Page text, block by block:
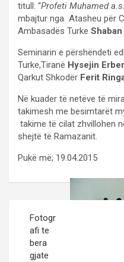
titull: “Profeti Muhamed
mbajtur nga Atasheu për
Ambasadës Turke
Seminarin e përshëndeti
Turke,Tiranë Hysejin
Qarkut Shkodër Ferit
Në kuader të netëve të
takimesh me besimtarët
takime të cilat zhvillohen
shejtë të Ramazanit.
Pukë më; 19.04.2015
navigation
Fotogr
afi te
bera
gjate